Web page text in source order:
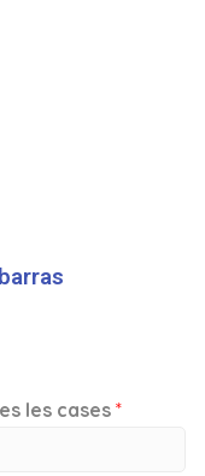
les cases *